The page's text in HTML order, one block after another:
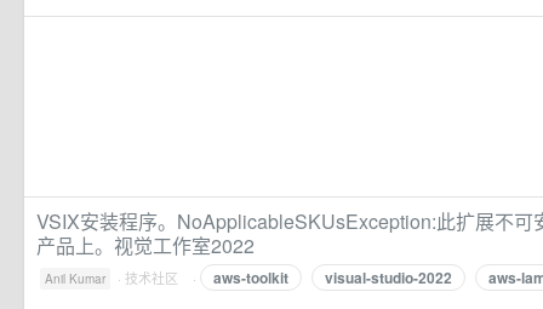
VSIX安装程序。NoApplicableSKUsException:此扩展不可
产品上。视觉工作室2022
Anil Kumar · 技术社区 · aws-toolkit visual-studio-2022 aws-